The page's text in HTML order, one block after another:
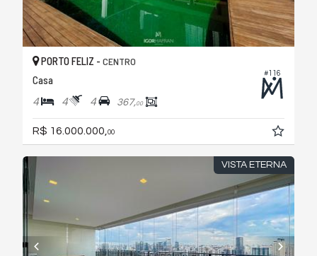
#116
PORTO FELIZ - CENTRO
Casa
4 4 4 367,00
R$ 16.000.000, 00
VISTA ETERNA